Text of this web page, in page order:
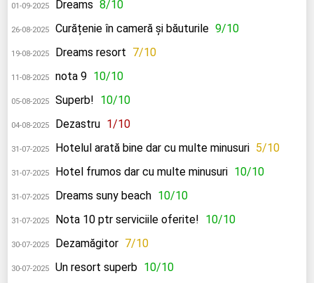
01-09-2025 Dreams 8/10
26-08-2025 Curățenie în cameră și băuturile 9/10
19-08-2025 Dreams resort 7/10
11-08-2025 nota 9 10/10
05-08-2025 Superb! 10/10
04-08-2025 Dezastru 1/10
31-07-2025 Hotelul arată bine dar cu multe minusuri 5/10
31-07-2025 Hotel frumos dar cu multe minusuri 10/10
31-07-2025 Dreams suny beach 10/10
31-07-2025 Nota 10 ptr serviciile oferite! 10/10
30-07-2025 Dezamăgitor 7/10
30-07-2025 Un resort superb 10/10